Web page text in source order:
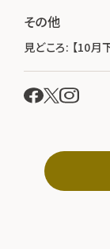
その他
見どころ: 【10